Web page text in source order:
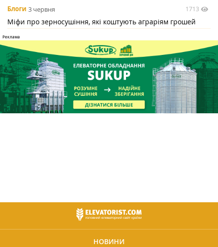
Блоги 3 червня 1713
Міфи про зерносушіння, які коштують аграріям грошей
НОВИНИ